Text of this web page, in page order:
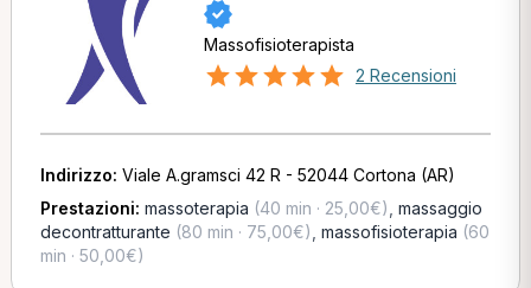
Massofisioterapista
2 Recensioni
Indirizzo: Viale A.gramsci 42 R - 52044 Cortona (AR)
Prestazioni: massoterapia (40 min · 25,00€) massaggio
decontratturante (80 min · 75,00€) massofisioterapia (60
min · 50,00€)